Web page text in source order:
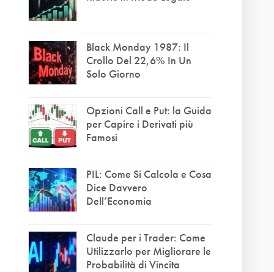
Black Monday 1987: Il
Crollo Del 22,6% In Un
Solo Giorno
Opzioni Call e Put: la Guida
per Capire i Derivati più
Famosi
PIL: Come Si Calcola e Cosa
Dice Davvero
Dell’Economia
Claude per i Trader: Come
Utilizzarlo per Migliorare le
Probabilità di Vincita